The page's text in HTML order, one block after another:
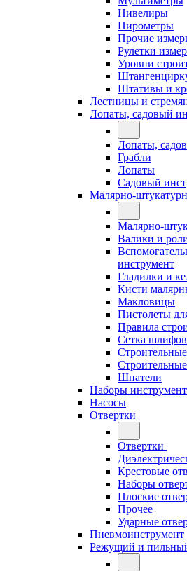
Нивелиры
Пирометры
Прочие
Рулетки
Уровни
Штативы и
Лестницы и
Лопаты, садовый
Лопаты,
Грабли
Лопаты
Садовый
Малярно-
Малярно-
Валики и
инструмент
Гладилки и
Кисти
Макловицы
Пистолеты
Правила
Сетка
Шпатели
Наборы
Насосы
Отвертки
Отвертки
Крестовые
Наборы
Плоские
Прочее
Ударные
Пневмоинструмент
Режущий и